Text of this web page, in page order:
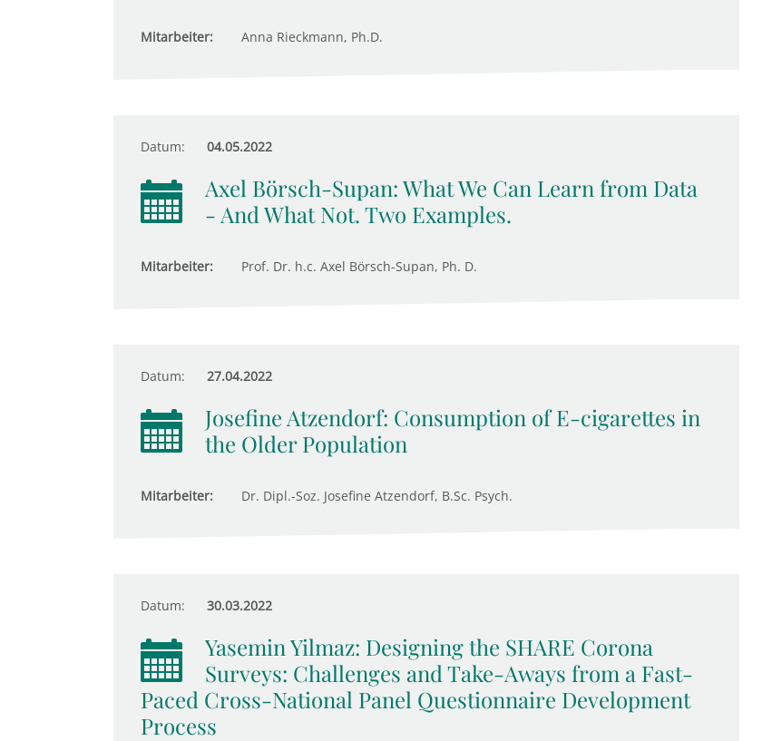
Mitarbeiter: Anna Rieckmann, Ph.D.
Datum: 04.05.2022
Axel Börsch-Supan: What We Can Learn from Data
- And What Not. Two Examples.
Mitarbeiter: Prof. Dr. h.c. Axel Börsch-Supan, Ph. D.
Datum: 27.04.2022
Josefine Atzendorf: Consumption of E-cigarettes in
the Older Population
Mitarbeiter: Dr. Dipl.-Soz. Josefine Atzendorf, B.Sc. Psych.
Datum: 30.03.2022
Yasemin Yilmaz: Designing the SHARE Corona
Surveys: Challenges and Take-Aways from a Fast-
Paced Cross-National Panel Questionnaire Development
Process